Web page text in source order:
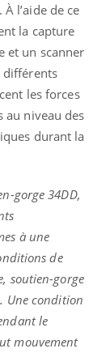
l’aide de ce
la capture
et un scanner
différents
les forces
au niveau des
durant la
gorge 34DD,
à une
de
soutien-gorge
Une condition
le
mouvement